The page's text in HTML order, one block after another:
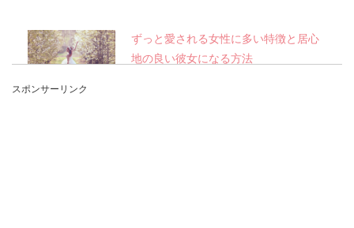
ずっと愛される女性に多い特徴と居心
地の良い彼女になる方法
スポンサーリンク